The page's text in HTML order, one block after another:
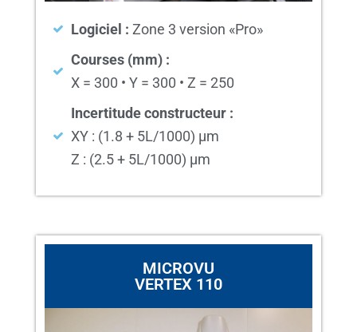
Logiciel : Zone 3 version «Pro»
Courses (mm) :
X = 300 • Y = 300 • Z = 250
Incertitude constructeur :
XY : (1.8 + 5L/1000) µm
Z : (2.5 + 5L/1000) µm
MICROVU
VERTEX 110